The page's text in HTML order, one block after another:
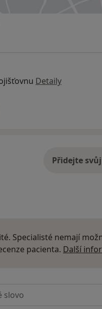
Detaily
Přidejte
Specialisté nemají
pacienta. Další